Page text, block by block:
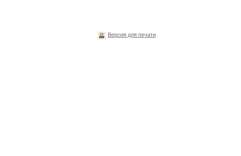
Версия для печати